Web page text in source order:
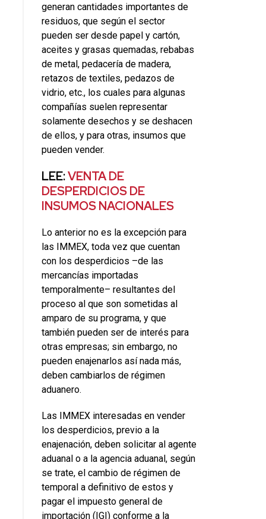
generan cantidades importantes de
residuos, que según el sector
pueden ser desde papel y cartón,
aceites y grasas quemadas, rebabas
de metal, pedacería de madera,
retazos de textiles, pedazos de
vidrio, etc., los cuales para algunas
compañías suelen representar
solamente desechos y se deshacen
de ellos, y para otras, insumos que
pueden vender.
LEE:VENTA DE
DESPERDICIOS DE
INSUMOS NACIONALES
Lo anterior no es la excepción para
las IMMEX, toda vez que cuentan
con los desperdicios –de las
mercancías importadas
temporalmente– resultantes del
proceso al que son sometidas al
amparo de su programa, y que
también pueden ser de interés para
otras empresas; sin embargo, no
pueden enajenarlos así nada más,
deben cambiarlos de régimen
aduanero.
Las IMMEX interesadas en vender
los desperdicios, previo a la
enajenación, deben solicitar al agente
aduanal o a la agencia aduanal, según
se trate, el cambio de régimen de
temporal a definitivo de estos y
pagar el impuesto general de
importación (IGI) conforme a la